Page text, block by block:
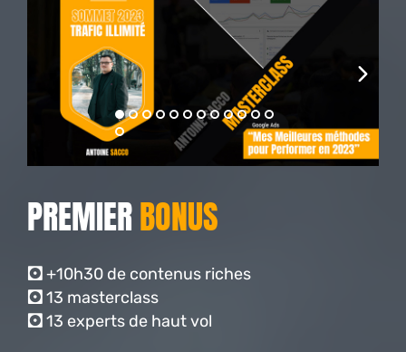
PREMIERBONUS
🖸 +10h30 de contenus riches
🖸 13 masterclass
🖸 13 experts de haut vol